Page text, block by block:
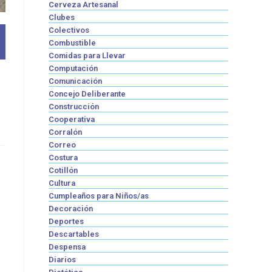
Cerveza Artesanal
Clubes
Colectivos
Combustible
Comidas para Llevar
Computación
Comunicación
Concejo Deliberante
Construcción
Cooperativa
Corralón
Correo
Costura
Cotillón
Cultura
Cumpleaños para Niños/as
Decoración
Deportes
Descartables
Despensa
Diarios